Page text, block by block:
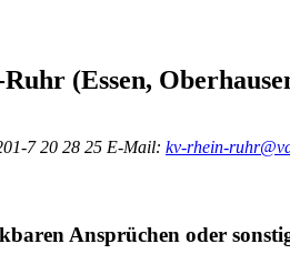
(Essen,
7 20 28 25 E-Mail: kv-rhein-
Ansprüchen oder